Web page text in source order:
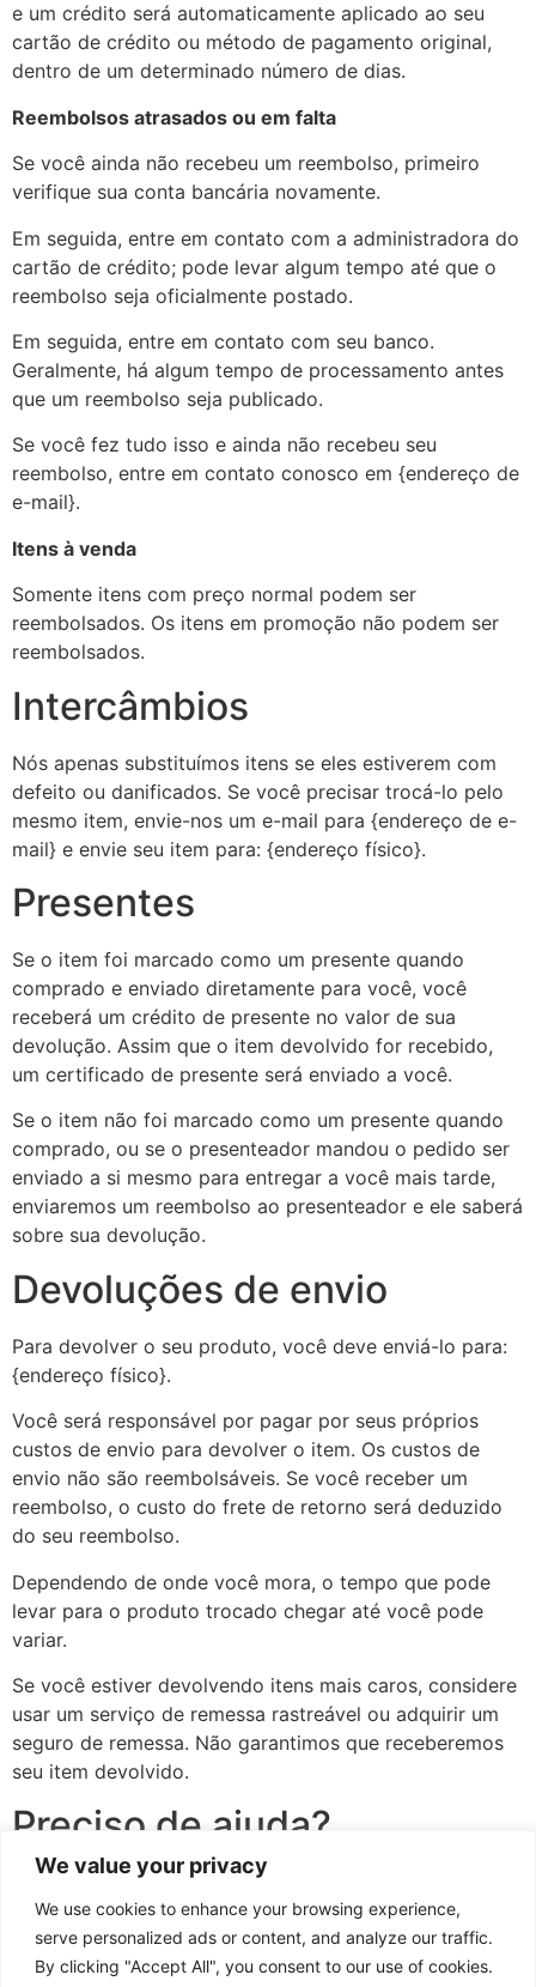
We value your privacy
We use cookies to enhance your browsing experience,
serve personalized ads or content, and analyze our traffic.
By clicking "Accept All", you consent to our use of cookies.
e um crédito será automaticamente aplicado ao seu
cartão de crédito ou método de pagamento original,
dentro de um determinado número de dias.
Reembolsos atrasados ou em falta
Se você ainda não recebeu um reembolso, primeiro
verifique sua conta bancária novamente.
Em seguida, entre em contato com a administradora do
cartão de crédito; pode levar algum tempo até que o
reembolso seja oficialmente postado.
Em seguida, entre em contato com seu banco.
Geralmente, há algum tempo de processamento antes
que um reembolso seja publicado.
Se você fez tudo isso e ainda não recebeu seu
reembolso, entre em contato conosco em {endereço de
e-mail}.
Itens à venda
Somente itens com preço normal podem ser
reembolsados. Os itens em promoção não podem ser
reembolsados.
Intercâmbios
Nós apenas substituímos itens se eles estiverem com
defeito ou danificados. Se você precisar trocá-lo pelo
mesmo item, envie-nos um e-mail para {endereço de e-
mail} e envie seu item para: {endereço físico}.
Presentes
Se o item foi marcado como um presente quando
comprado e enviado diretamente para você, você
receberá um crédito de presente no valor de sua
devolução. Assim que o item devolvido for recebido,
um certificado de presente será enviado a você.
Se o item não foi marcado como um presente quando
comprado, ou se o presenteador mandou o pedido ser
enviado a si mesmo para entregar a você mais tarde,
enviaremos um reembolso ao presenteador e ele saberá
sobre sua devolução.
Devoluções de envio
Para devolver o seu produto, você deve enviá-lo para:
{endereço físico}.
Você será responsável por pagar por seus próprios
custos de envio para devolver o item. Os custos de
envio não são reembolsáveis. Se você receber um
reembolso, o custo do frete de retorno será deduzido
do seu reembolso.
Dependendo de onde você mora, o tempo que pode
levar para o produto trocado chegar até você pode
variar.
Se você estiver devolvendo itens mais caros, considere
usar um serviço de remessa rastreável ou adquirir um
seguro de remessa. Não garantimos que receberemos
seu item devolvido.
Preciso de ajuda?
Contate-nos em {email} para questões relacionadas
com reembolsos e devoluções.